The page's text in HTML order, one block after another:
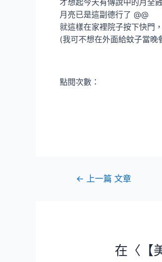
才想起今天有傳說中的月全
月亮已是這副德行了 @@
就這樣在家裡院子按下快門
(我可不想在外面給蚊子當
點閱次數：
← 上一篇 文章
在〈【